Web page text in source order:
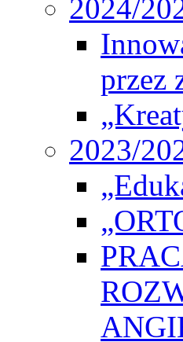
2024/
przez
2023/